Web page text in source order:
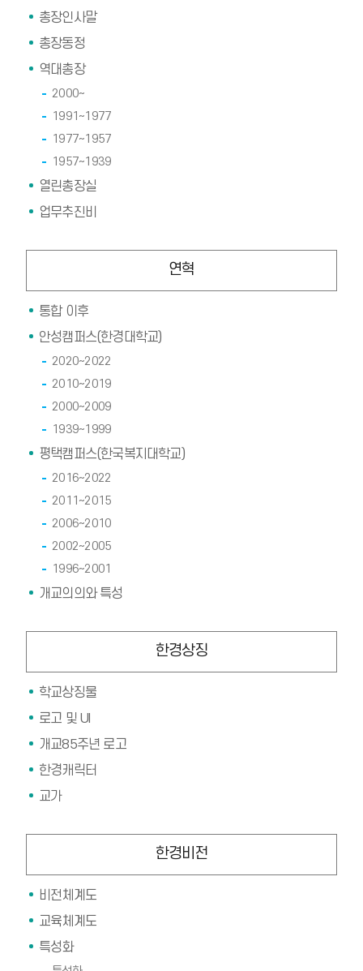
총장인사말
총장동정
역대총장
2000~
1991~1977
1977~1957
1957~1939
열린총장실
업무추진비
연혁
통합 이후
안성캠퍼스(한경대학교)
2020~2022
2010~2019
2000~2009
1939~1999
평택캠퍼스(한국복지대학교)
2016~2022
2011~2015
2006~2010
2002~2005
1996~2001
개교의의와 특성
한경상징
학교상징물
로고 및 UI
개교85주년 로고
한경캐릭터
교가
한경비전
비전체계도
교육체계도
특성화